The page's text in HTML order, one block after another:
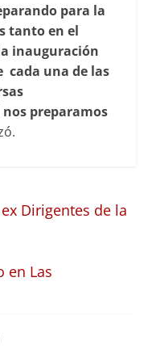
para la
tanto en el
inauguración
cada una de las
preparamos
Dirigentes de la
en Las